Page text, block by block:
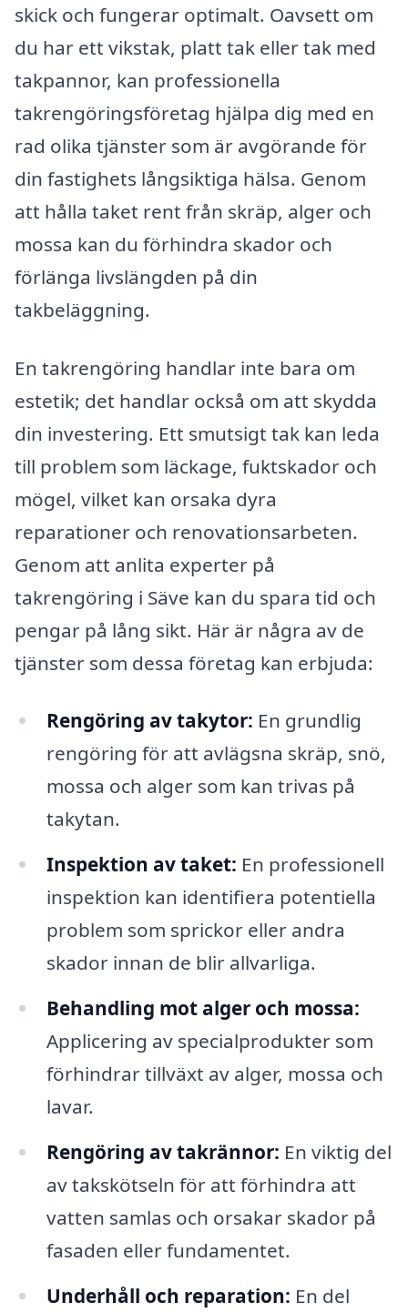
skick och fungerar optimalt. Oavsett om
du har ett vikstak, platt tak eller tak med
takpannor, kan professionella
takrengöringsföretag hjälpa dig med en
rad olika tjänster som är avgörande för
din fastighets långsiktiga hälsa. Genom
att hålla taket rent från skräp, alger och
mossa kan du förhindra skador och
förlänga livslängden på din
takbeläggning.
En takrengöring handlar inte bara om
estetik; det handlar också om att skydda
din investering. Ett smutsigt tak kan leda
till problem som läckage, fuktskador och
mögel, vilket kan orsaka dyra
reparationer och renovationsarbeten.
Genom att anlita experter på
takrengöring i Säve kan du spara tid och
pengar på lång sikt. Här är några av de
tjänster som dessa företag kan erbjuda:
Rengöring av takytor: En grundlig
rengöring för att avlägsna skräp, snö,
mossa och alger som kan trivas på
takytan.
Inspektion av taket: En professionell
inspektion kan identifiera potentiella
problem som sprickor eller andra
skador innan de blir allvarliga.
Behandling mot alger och mossa:
Applicering av specialprodukter som
förhindrar tillväxt av alger, mossa och
lavar.
Rengöring av takrännor: En viktig del
av takskötseln för att förhindra att
vatten samlas och orsakar skador på
fasaden eller fundamentet.
Underhåll och reparation: En del